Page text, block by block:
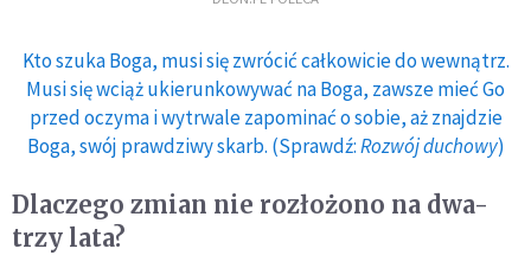
Kto szuka Boga, musi się zwrócić całkowicie do wewnątrz.
Musi się wciąż ukierunkowywać na Boga, zawsze mieć Go
przed oczyma i wytrwale zapominać o sobie, aż znajdzie
Boga, swój prawdziwy skarb. (Sprawdź:Rozwój duchowy)
Dlaczego zmian nie rozłożono na dwa-
trzy lata?